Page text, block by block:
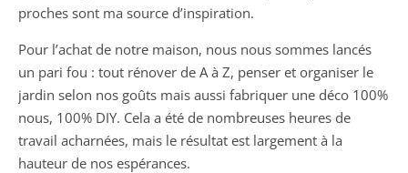
proches sont ma source d’inspiration.
Pour l’achat de notre maison, nous nous sommes lancés
un pari fou : tout rénover de A à Z, penser et organiser le
jardin selon nos goûts mais aussi fabriquer une déco 100%
nous, 100% DIY. Cela a été de nombreuses heures de
travail acharnées, mais le résultat est largement à la
hauteur de nos espérances.